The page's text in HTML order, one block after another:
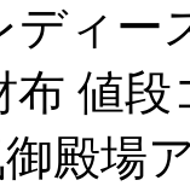
ディー
布 値
殿場